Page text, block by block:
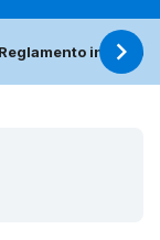
Reglamento interno